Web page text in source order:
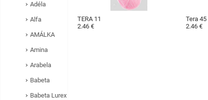
Adéla
Alfa
AMÁLKA
Amina
Arabela
Babeta
Babeta Lurex
TERA 11
2.46 €
Tera 45
2.46 €